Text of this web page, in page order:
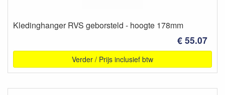
Kledinghanger RVS geborsteld - hoogte 178mm
€ 55.07
Verder / Prijs inclusief btw